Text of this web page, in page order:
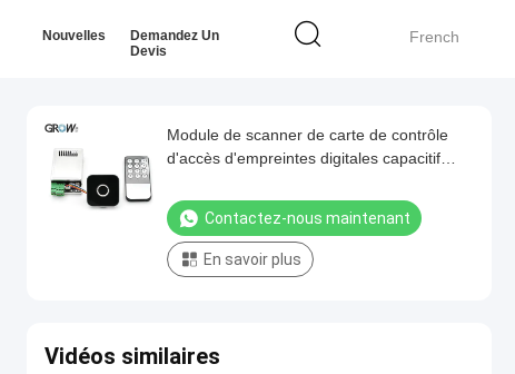
French
Nouvelles
Demandez Un
Devis
Module de scanner de carte de contrôle
d'accès d'empreintes digitales capacitif
jog/mode allumage/mode d'auto-
verrouillage
Contactez-nous maintenant
En savoir plus
Vidéos similaires